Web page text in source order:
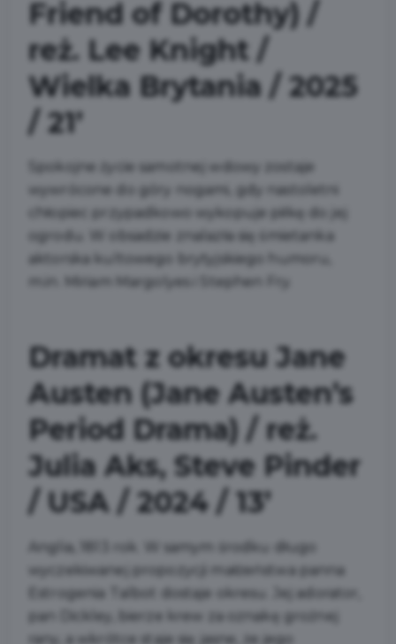
Friend of Dorothy) /
reż. Lee Knight /
Wielka Brytania / 2025
/ 21’
Spokojne życie samotnej wdowy zostaje
wywrócone do góry nogami, gdy nastoletni
chłopiec przypadkowo wykopuje piłkę do jej
ogrodu. W obsadzie znalazła się śmietanka
aktorska kultowego brytyjskiego humoru,
m.in. Miriam Margolyes i Stephen Fry.
Dramat z okresu Jane
Austen (Jane Austen’s
Period Drama) / reż.
Julia Aks, Steve Pinder
/ USA / 2024 / 13’
Anglia, 1813 rok. W samym środku długo
wyczekiwanej propozycji małżeństwa panna
Estrogenia Talbot dostaje okresu. Jej adorator,
pan Dickley, bierze krew za oznakę groźnej
rany, a wkrótce staje się jasne, że jego